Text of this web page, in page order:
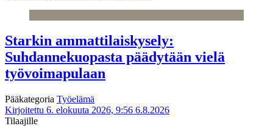
Starkin ammattilaiskysely:
Suhdannekuopasta päädytään vielä
työvoimapulaan
Pääkategoria Työelämä
Kirjoitettu 6. elokuuta 2026, 9:56 6.8.2026
Tilaajille